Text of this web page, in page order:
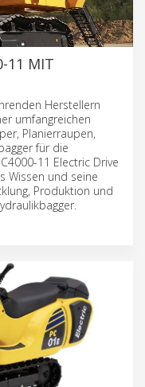
11 MIT
Herstellern
umfangreichen
Planierraupen,
für die
11 Electric Drive
Wissen und seine
Produktion und